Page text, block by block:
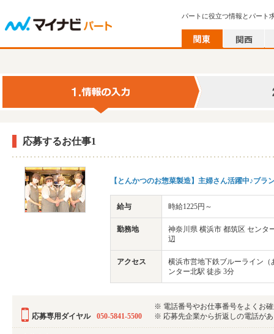
パートに役立つ情報とパート
応募するお仕事1
【とんかつのお惣菜製造】主婦さん活躍中♪ブ
給与 時給1225円～
勤務地
神奈川県 横浜市 都筑区 センタ
辺
アクセス
横浜市営地下鉄ブルーライン（
ンター北駅 徒歩 3分
応募専用ダイヤル 050-5841-5500
※ 電話番号やお仕事番号をよくお
※ 応募先企業から折返しの電話が